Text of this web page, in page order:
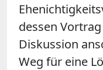
dessen
Diskussion
Weg für eine